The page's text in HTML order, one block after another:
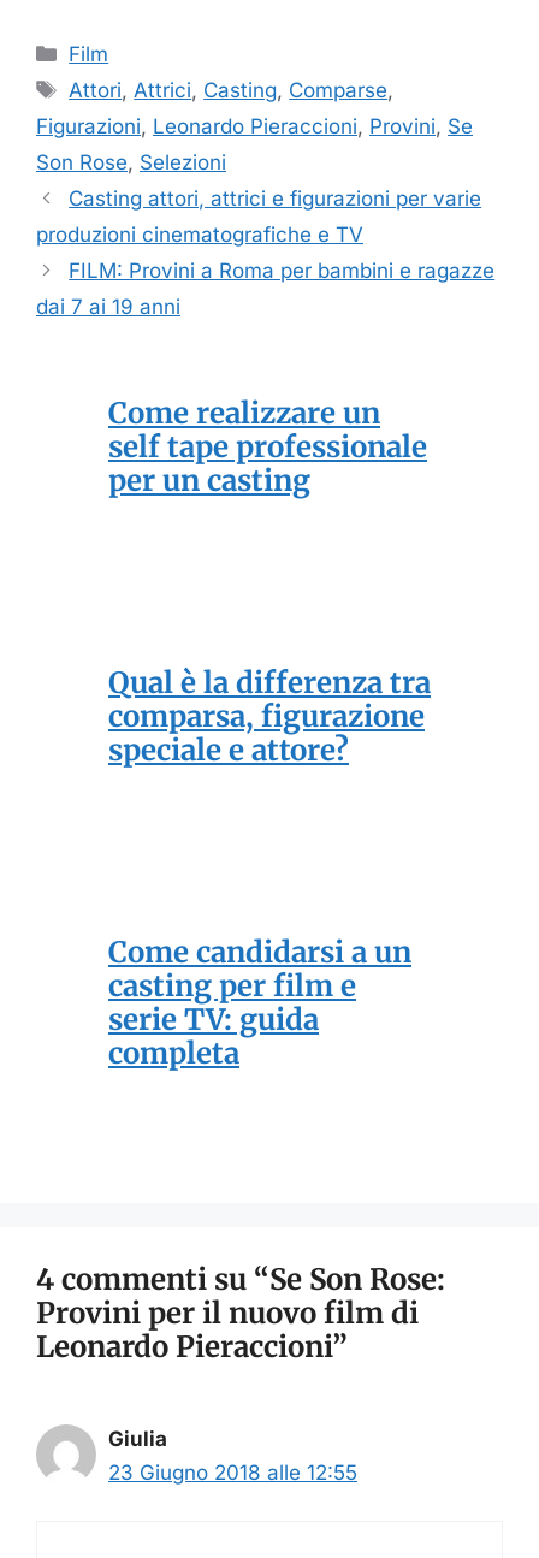
Categorie
Film
Tag
Attori, Attrici, Casting, Comparse,
Figurazioni, Leonardo Pieraccioni, Provini, Se
Son Rose, Selezioni
Casting attori, attrici e figurazioni per varie
produzioni cinematografiche e TV
FILM: Provini a Roma per bambini e ragazze
dai 7 ai 19 anni
Come realizzare un
self tape professionale
per un casting
Qual è la differenza tra
comparsa, figurazione
speciale e attore?
Come candidarsi a un
casting per film e
serie TV: guida
completa
4 commenti su “Se Son Rose:
Provini per il nuovo film di
Leonardo Pieraccioni”
Giulia
23 Giugno 2018 alle 12:55